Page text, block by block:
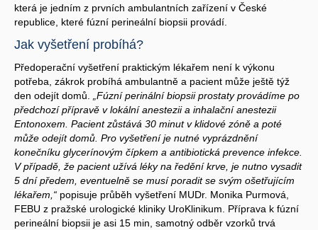
která je jedním z prvních ambulantních zařízení v České
republice, které fúzní perineální biopsii provádí.
Jak vyšetření probíhá?
Předoperační vyšetření praktickým lékařem není k výkonu
potřeba, zákrok probíhá ambulantně a pacient může ještě týž
den odejít domů.
„Fúzní perinální biopsii prostaty provádíme po
předchozí přípravě v lokální anestezii a inhalační anestezii
Entonoxem. Pacient zůstává 30 minut v klidové zóně a poté
může odejít domů. Pro vyšetření je nutné vyprázdnění
konečníku glycerínovým čípkem a antibiotická prevence infekce.
V případě, že pacient užívá léky na ředění krve, je nutno vysadit
5 dní předem, eventuelně se musí poradit se svým ošetřujícím
lékařem,“ popisuje průběh vyšetření MUDr. Monika Purmová,
FEBU z pražské urologické kliniky UroKlinikum. Příprava k fúzní
perineální biopsii je asi 15 min, samotný odběr vzorků trvá